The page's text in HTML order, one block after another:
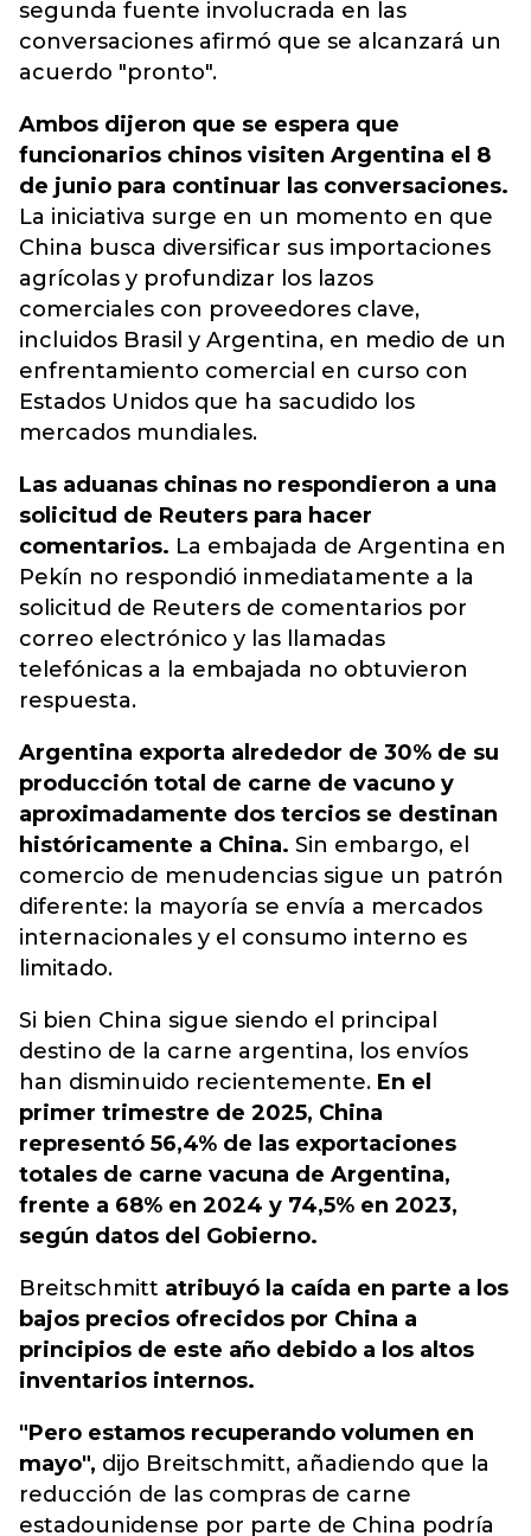
segunda fuente involucrada en las
conversaciones afirmó que se alcanzará un
acuerdo "pronto".
Ambos dijeron que se espera que
funcionarios chinos visiten Argentina el 8
de junio para continuar las conversaciones.
La iniciativa surge en un momento en que
China busca diversificar sus importaciones
agrícolas y profundizar los lazos
comerciales con proveedores clave,
incluidos Brasil y Argentina, en medio de un
enfrentamiento comercial en curso con
Estados Unidos que ha sacudido los
mercados mundiales.
Las aduanas chinas no respondieron a una
solicitud de Reuters para hacer
comentarios. La embajada de Argentina en
Pekín no respondió inmediatamente a la
solicitud de Reuters de comentarios por
correo electrónico y las llamadas
telefónicas a la embajada no obtuvieron
respuesta.
Argentina exporta alrededor de 30% de su
producción total de carne de vacuno y
aproximadamente dos tercios se destinan
históricamente a China. Sin embargo, el
comercio de menudencias sigue un patrón
diferente: la mayoría se envía a mercados
internacionales y el consumo interno es
limitado.
Si bien China sigue siendo el principal
destino de la carne argentina, los envíos
han disminuido recientemente. En el
primer trimestre de 2025, China
representó 56,4% de las exportaciones
totales de carne vacuna de Argentina,
frente a 68% en 2024 y 74,5% en 2023,
según datos del Gobierno.
Breitschmitt atribuyó la caída en parte a los
bajos precios ofrecidos por China a
principios de este año debido a los altos
inventarios internos.
"Pero estamos recuperando volumen en
mayo", dijo Breitschmitt, añadiendo que la
reducción de las compras de carne
estadounidense por parte de China podría